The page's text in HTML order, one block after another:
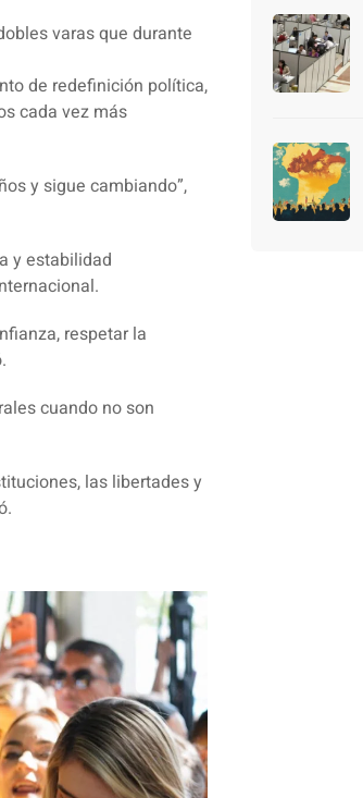
varas que durante
de redefinición política,
cada vez más
y sigue cambiando”,
y estabilidad
respetar la
cuando no son
las libertades y